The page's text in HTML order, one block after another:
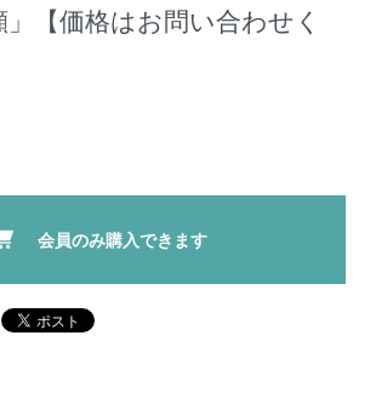
【価格はお問い合わせく
会員のみ購入できます